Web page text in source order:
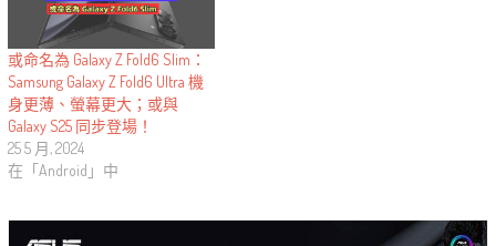
或命名為 Galaxy Z Fold6 Slim：
Samsung Galaxy Z Fold6 Ultra 機
身更薄、螢幕更大；或與
Galaxy S25 同步登場！
25 5 月, 2024
在「Android」中